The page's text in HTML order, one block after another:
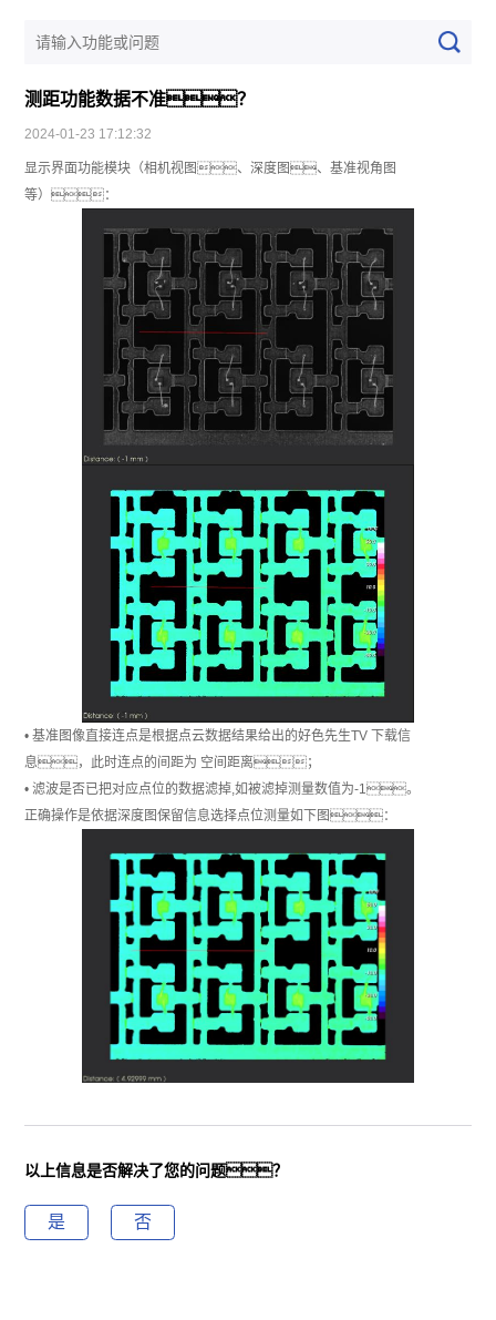
测距功能数据不准？
2024-01-23 17:12:32
显示界面功能模块（相机视图、深度图、基准视角图
等）：
• 基准图像直接连点是根据点云数据结果给出的好色先生TV 下载信
息，此时连点的间距为 空间距离；
• 滤波是否已把对应点位的数据滤掉,如被滤掉测量数值为-1。
正确操作是依据深度图保留信息选择点位测量如下图：
以上信息是否解决了您的问题？
是 否